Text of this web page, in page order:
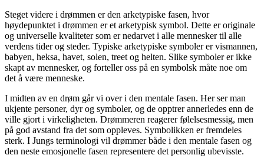
Steget videre i drømmen er den arketypiske fasen, hvor
høydepunktet i drømmen er et arketypisk symbol. Dette er originale
og universelle kvaliteter som er nedarvet i alle mennesker til alle
verdens tider og steder. Typiske arketypiske symboler er vismannen,
babyen, heksa, havet, solen, treet og helten. Slike symboler er ikke
skapt av mennesker, og forteller oss på en symbolsk måte noe om
det å være menneske.
I midten av en drøm går vi over i den mentale fasen. Her ser man
ukjente personer, dyr og symboler, og de opptrer annerledes enn de
ville gjort i virkeligheten. Drømmeren reagerer følelsesmessig, men
på god avstand fra det som oppleves. Symbolikken er fremdeles
sterk. I Jungs terminologi vil drømmer både i den mentale fasen og
den neste emosjonelle fasen representere det personlig ubevisste.